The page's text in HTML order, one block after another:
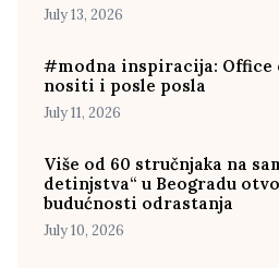
July 13, 2026
#modna inspiracija: Office
nositi i posle posla
July 11, 2026
Više od 60 stručnjaka na
detinjstva“ u Beogradu
budućnosti odrastanja
July 10, 2026